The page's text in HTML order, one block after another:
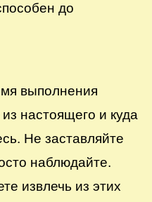
до
выполнения
настоящего и куда
Не заставляйте
наблюдайте.
извлечь из этих